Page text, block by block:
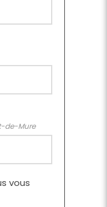
de-Mure
vous